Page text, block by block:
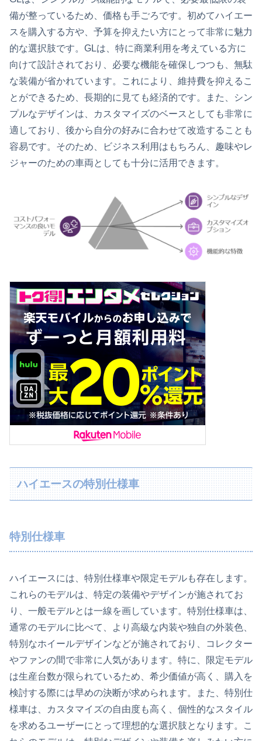
備が整っているため、価格も手ごろです。初めてハイエー
スを購入する方や、予算を抑えたい方にとって非常に魅力
的な選択肢です。GLは、特に商業利用を考えている方に
向けて設計されており、必要な機能を確保しつつも、無駄
な装備が省かれています。これにより、維持費を抑えるこ
とができるため、長期的に見ても経済的です。また、シン
プルなデザインは、カスタマイズのベースとしても非常に
適しており、後から自分の好みに合わせて改造することも
容易です。そのため、ビジネス利用はもちろん、趣味やレ
ジャーのための車両としても十分に活用できます。
ハイエースの特別仕様車
特別仕様車
ハイエースには、特別仕様車や限定モデルも存在します。
これらのモデルは、特定の装備やデザインが施されてお
り、一般モデルとは一線を画しています。特別仕様車は、
通常のモデルに比べて、より高級な内装や独自の外装色、
特別なホイールデザインなどが施されており、コレクター
やファンの間で非常に人気があります。特に、限定モデル
は生産台数が限られているため、希少価値が高く、購入を
検討する際には早めの決断が求められます。また、特別仕
様車は、カスタマイズの自由度も高く、個性的なスタイル
を求めるユーザーにとって理想的な選択肢となります。こ